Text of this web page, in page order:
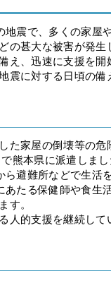
震で、多くの家屋
の甚大な被害が発生
え、迅速に支援を開
に対する日頃の備
家屋の倒壊等の危
熊本県に派遣しまし
避難所などで生活
たる保健師や食生
す。
的支援を継続して